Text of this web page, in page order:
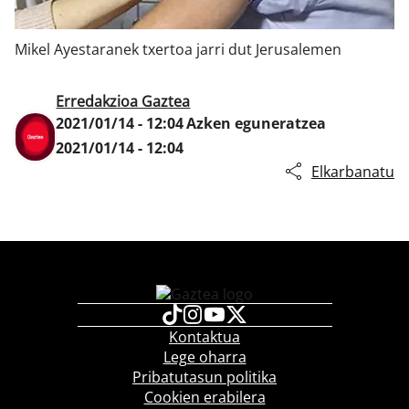
Mikel Ayestaranek txertoa jarri dut Jerusalemen
Erredakzioa Gaztea
2021/01/14 - 12:04Azken eguneratzea
2021/01/14 - 12:04
Elkarbanatu
Kontaktua
Lege oharra
Pribatutasun politika
Cookien erabilera